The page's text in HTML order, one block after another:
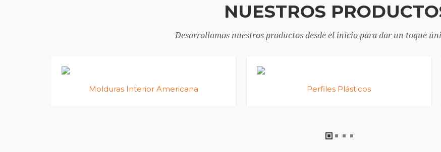
NUESTROS
Desarrollamos nuestros productos desde el inicio para dar un toque
Molduras Interior Americana Perfiles Plásticos